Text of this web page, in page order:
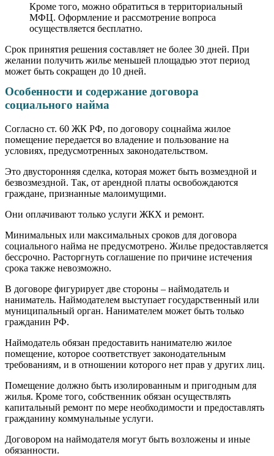
Кроме того, можно обратиться в территориальный
МФЦ. Оформление и рассмотрение вопроса
осуществляется бесплатно.
Срок принятия решения составляет не более 30 дней. При
желании получить жилье меньшей площадью этот период
может быть сокращен до 10 дней.
Особенности и содержание договора
социального найма
Согласно ст. 60 ЖК РФ, по договору соцнайма жилое
помещение передается во владение и пользование на
условиях, предусмотренных законодательством.
Это двусторонняя сделка, которая может быть возмездной и
безвозмездной. Так, от арендной платы освобождаются
граждане, признанные малоимущими.
Они оплачивают только услуги ЖКХ и ремонт.
Минимальных или максимальных сроков для договора
социального найма не предусмотрено. Жилье предоставляется
бессрочно. Расторгнуть соглашение по причине истечения
срока также невозможно.
В договоре фигурирует две стороны – наймодатель и
наниматель. Наймодателем выступает государственный или
муниципальный орган. Нанимателем может быть только
гражданин РФ.
Наймодатель обязан предоставить нанимателю жилое
помещение, которое соответствует законодательным
требованиям, и в отношении которого нет прав у других лиц.
Помещение должно быть изолированным и пригодным для
жилья. Кроме того, собственник обязан осуществлять
капитальный ремонт по мере необходимости и предоставлять
гражданину коммунальные услуги.
Договором на наймодателя могут быть возложены и иные
обязанности.